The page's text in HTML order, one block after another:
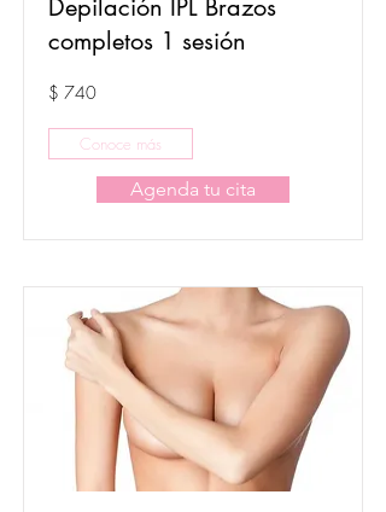
Depilación IPL Brazos
completos 1 sesión
$ 740
Conoce más
Agenda tu cita